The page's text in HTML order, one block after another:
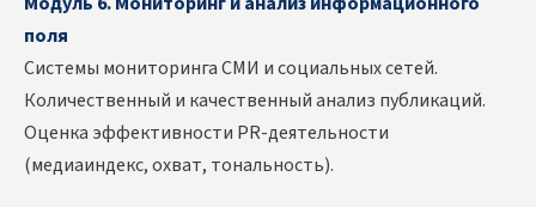
поля
Системы мониторинга СМИ и социальных сетей.
Количественный и качественный анализ публикаций.
Оценка эффективности PR-деятельности
(медиаиндекс, охват, тональность).